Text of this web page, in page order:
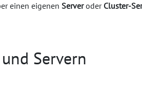
einen eigenen Serveroder Cluster-
Servern